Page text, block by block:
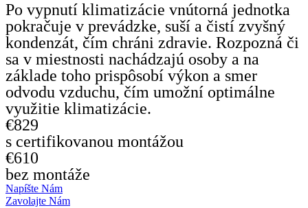
Po vypnutí klimatizácie vnútorná jednotka
pokračuje v prevádzke, suší a čistí zvyšný
kondenzát, čím chráni zdravie. Rozpozná či
sa v miestnosti nachádzajú osoby a na
základe toho prispôsobí výkon a smer
odvodu vzduchu, čím umožní optimálne
využitie klimatizácie.
€829
s certifikovanou montážou
€610
bez montáže
Napíšte Nám
Zavolajte Nám